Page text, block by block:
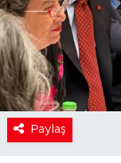
Paylaş